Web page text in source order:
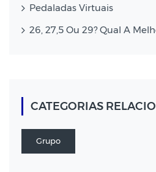
Pedaladas Virtuais
26, 27,5 Ou 29? Qual A
CATEGORIAS
Grupo